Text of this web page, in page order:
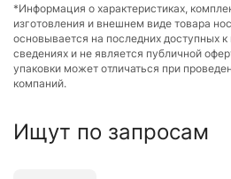
*Информация о характеристиках,
изготовления и внешнем виде товара
основывается на последних доступных
сведениях и не является публичной
упаковки может отличаться при
компаний.
Ищут по запросам